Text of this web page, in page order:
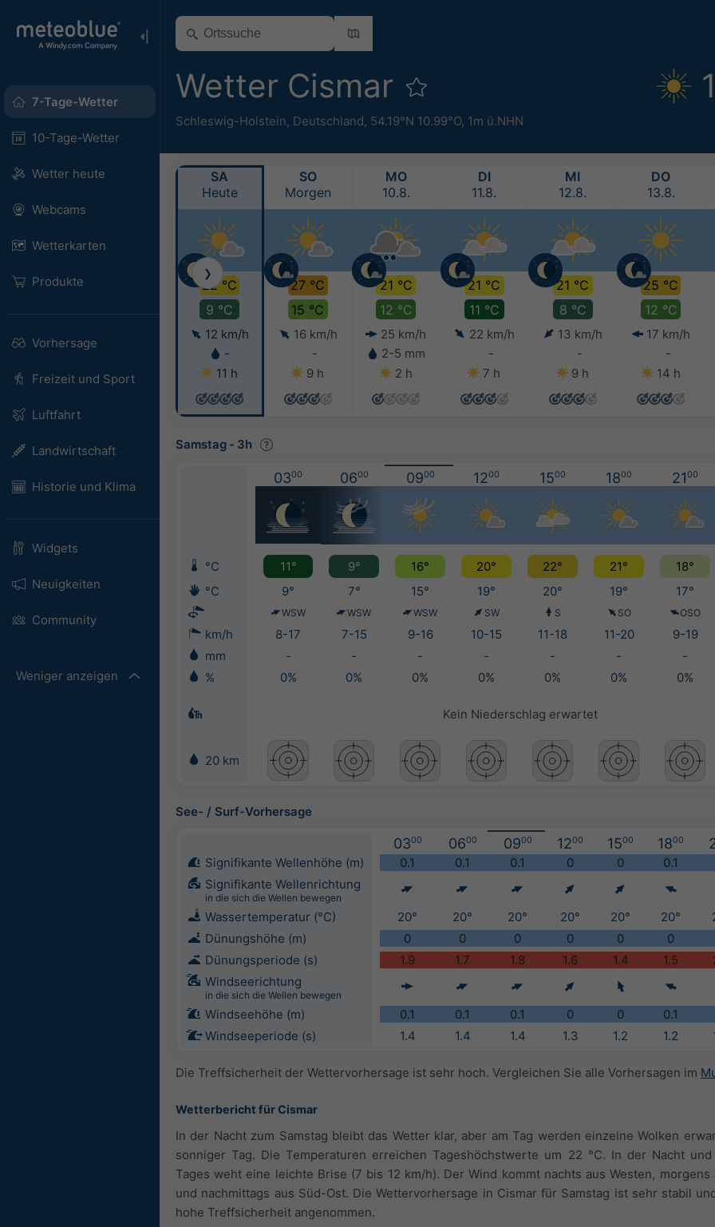
7-Tage-Wetter
10-Tage-Wetter
Wetter heute
Webcams
Wetterkarten
Produkte
Vorhersage
Freizeit und Sport
Luftfahrt
Landwirtschaft
Historie und Klima
Widgets
Neuigkeiten
Community
Weniger anzeigen
Wetter Cismar
Schleswig-Holstein, Deutschland, 54.19°N 10.99°O, 1m ü.NHN
SA
Heute
22 °C
9 °C
12 km/h
-
11 h
SO
Morgen
27 °C
15 °C
16 km/h
-
9 h
MO
10.8.
21 °C
12 °C
25 km/h
2-5 mm
2 h
DI
11.8.
21 °C
11 °C
22 km/h
-
7 h
MI
12.8.
21 °C
8 °C
13 km/h
-
9 h
DO
13.8.
25 °C
12 °C
17 km/h
-
14 h
❯
Samstag - 3h
0300 0600 0900 1200 1500 1800 2100
°C 11° 9° 16° 20° 22° 21° 18°
°C
9° 7° 15° 19° 20° 19° 17°
WSW WSW WSW SW S SO OSO
km/h 8-17 7-15 9-16 10-15 11-18 11-20 9-19
mm
- - - - - - -
%
0% 0% 0% 0% 0% 0% 0%
Kein Niederschlag erwartet
20 km
See- / Surf-Vorhersage
0300 0600 0900 1200 1500 1800
Signifikante Wellenhöhe (m) 0.1 0.1 0.1 0 0 0.1
Signifikante Wellenrichtung
in die sich die Wellen bewegen
Wassertemperatur (°C) 20° 20° 20° 20° 20° 20°
Dünungshöhe (m)
0 0 0 0 0 0
Dünungsperiode (s)
1.9 1.7 1.8 1.6 1.4 1.5
Windseerichtung
in die sich die Wellen bewegen
Windseehöhe (m) 0.1 0.1 0.1 0 0 0.1
Windseeperiode (s)
1.4 1.4 1.4 1.3 1.2 1.2
Die Treffsicherheit der Wettervorhersage ist sehr hoch. Vergleichen Sie alle Vorhersagen im
Wetterbericht für Cismar
In der Nacht zum Samstag bleibt das Wetter klar, aber am Tag werden einzelne Wolken
sonniger Tag. Die Temperaturen erreichen Tageshöchstwerte um 22 °C. In der Nacht
Tages weht eine leichte Brise (7 bis 12 km/h). Der Wind kommt nachts aus Westen, morgens
und nachmittags aus Süd-Ost. Die Wettervorhersage in Cismar für Samstag ist sehr stabil
hohe Treffsicherheit angenommen.